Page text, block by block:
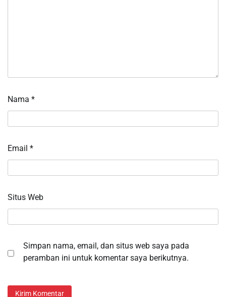
Nama *
Email *
Situs Web
Simpan nama, email, dan situs web saya pada
peramban ini untuk komentar saya berikutnya.